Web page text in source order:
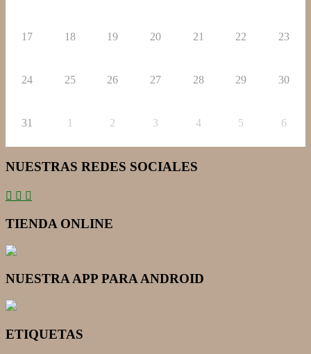
17 18 19 20 21 22 23
24 25 26 27 28 29 30
31 1 2 3 4 5 6
NUESTRAS REDES SOCIALES
TIENDA ONLINE
NUESTRA APP PARA ANDROID
ETIQUETAS